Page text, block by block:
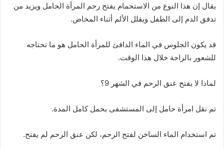
يقال إن هذا النوع من الاستحمام يفتح رحم المرأة الحامل ويزيد من
تدفق الدم إلى الطفل ويقلل الألم أثناء المخاض.
قد يكون الجلوس في الماء الدافئ للمرأة الحامل هو ما تحتاجه
للشعور بالراحة خلال هذا الوقت.
لماذا لا يفتح عنق الرحم في الشهر 9؟
تم نقل امرأة حامل إلى المستشفى بحمل كامل المدة.
تم استخدام الماء الساخن لفتح الرحم، لكن عنق الرحم لم يفتح.